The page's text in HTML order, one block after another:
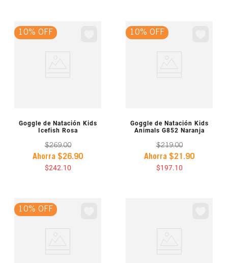
10% OFF
VISTA PREVIA
Goggle de Natación Kids
Icefish Rosa
$269.00
Ahorra $26.90
$242.10
10% OFF
VISTA PREVIA
Goggle de Natación Kids
Animals G852 Naranja
$219.00
Ahorra $21 .90
$197.10
10% OFF